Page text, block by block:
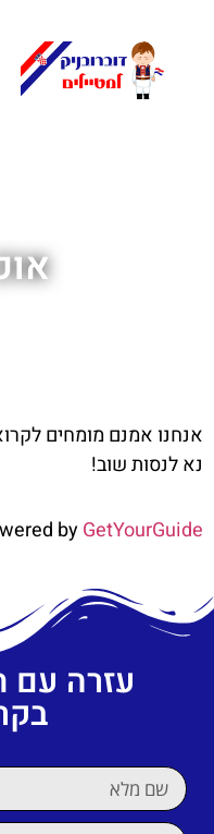
אנחנו אמנם מומחים
נא לנסות שוב!
byGetYourGuide
עזרה עם